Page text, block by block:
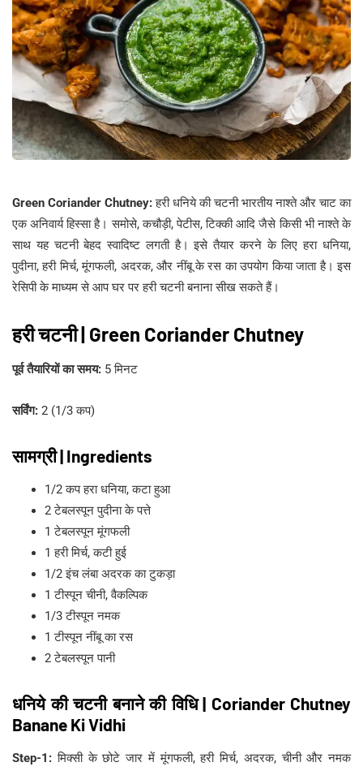
Green Coriander Chutney:हरी धनिये की चटनी भारतीय नाश्ते और चाट का
एक अनिवार्य हिस्सा है। समोसे, कचौड़ी, पेटीस, टिक्की आदि जैसे किसी भी नाश्ते के
साथ यह चटनी बेहद स्वादिष्ट लगती है। इसे तैयार करने के लिए हरा धनिया,
पुदीना, हरी मिर्च, मूंगफली, अदरक, और नींबू के रस का उपयोग किया जाता है। इस
रेसिपी के माध्यम से आप घर पर हरी चटनी बनाना सीख सकते हैं।
हरी चटनी | Green Coriander Chutney
पूर्व तैयारियों का समय: 5 मिनट
सर्विंग: 2 (1/3 कप)
सामग्री | Ingredients
1/2 कप हरा धनिया, कटा हुआ
2 टेबलस्पून पुदीना के पत्ते
1 टेबलस्पून मूंगफली
1 हरी मिर्च, कटी हुई
1/2 इंच लंबा अदरक का टुकड़ा
1 टीस्पून चीनी, वैकल्पिक
1/3 टीस्पून नमक
1 टीस्पून नींबू का रस
2 टेबलस्पून पानी
धनिये की चटनी बनाने की विधि | Coriander Chutney
Banane Ki Vidhi
Step-1:मिक्सी के छोटे जार में मूंगफली, हरी मिर्च, अदरक, चीनी और नमक